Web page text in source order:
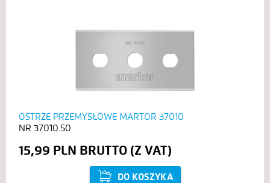
OSTRZE PRZEMYSŁOWE MARTOR 37010
37010.50
15,99 PLN
DO KOSZYKA